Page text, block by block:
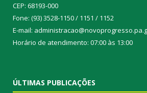
CEP: 68193-000
Fone: (93) 3528-1150 / 1151 / 1152
E-mail:
Horário de atendimento: 07:00 às 13:00
ÚLTIMAS PUBLICAÇÕES